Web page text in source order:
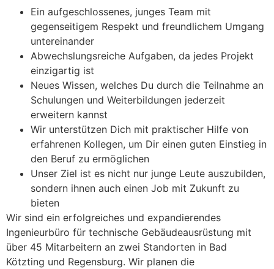
Ein aufgeschlossenes, junges Team mit
gegenseitigem Respekt und freundlichem Umgang
untereinander
Abwechslungsreiche Aufgaben, da jedes Projekt
einzigartig ist
Neues Wissen, welches Du durch die Teilnahme an
Schulungen und Weiterbildungen jederzeit
erweitern kannst
Wir unterstützen Dich mit praktischer Hilfe von
erfahrenen Kollegen, um Dir einen guten Einstieg in
den Beruf zu ermöglichen
Unser Ziel ist es nicht nur junge Leute auszubilden,
sondern ihnen auch einen Job mit Zukunft zu
bieten
Wir sind ein erfolgreiches und expandierendes
Ingenieurbüro für technische Gebäudeausrüstung mit
über 45 Mitarbeitern an zwei Standorten in Bad
Kötzting und Regensburg. Wir planen die